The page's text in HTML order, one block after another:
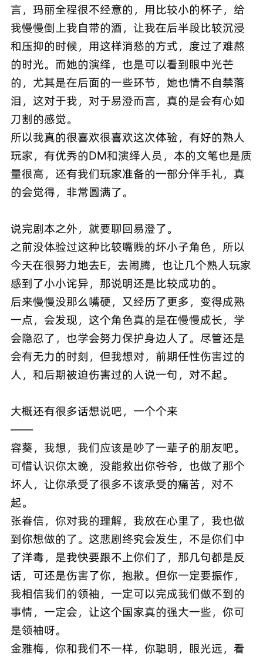
言，玛丽全程很不经意的，用比较小的杯子，给
我慢慢倒上我自带的酒，让我在后半段比较沉浸
和压抑的时候，用这样消愁的方式，度过了难熬
的时光。而她的演绎，也是可以看到眼中光芒
的，尤其是在后面的一些环节，她也情不自禁落
泪，这对于我，对于易澄而言，真的是会有心如
刀割的感觉。
所以我真的很喜欢很喜欢这次体验，有好的熟人
玩家，有优秀的DM和演绎人员，本的文笔也是质
量很高，还有我们玩家准备的一部分伴手礼，真
的会觉得，非常圆满了。
说完剧本之外，就要聊回易澄了。
之前没体验过这种比较嘴贱的坏小子角色，所以
今天在很努力地去E，去闹腾，也让几个熟人玩家
感到了小小诧异，那说明还是比较成功的。
后来慢慢没那么嘴硬，又经历了更多，变得成熟
一点，会发现，这个角色真的是在慢慢成长，学
会隐忍了，也学会努力保护身边人了。尽管还是
会有无力的时刻，但我想对，前期任性伤害过的
人，和后期被迫伤害过的人说一句，对不起。
大概还有很多话想说吧，一个个来
——
容葵，我想，我们应该是吵了一辈子的朋友吧。
可惜认识你太晚，没能救出你爷爷，也做了那个
坏人，让你承受了很多不该承受的痛苦，对不
起。
张眷信，你对我的理解，我放在心里了，我也做
到你想做的了。这悲剧终究会发生，不是你们中
了洋毒，是我快要跟不上你们了，那几句都是反
话，可还是伤害了你，抱歉。但你一定要振作，
我相信我们的领袖，一定可以完成我们做不到的
事情，一定会，让这个国家真的强大一些，你可
是领袖呀。
金雅梅，你和我们不一样，你聪明，眼光远，看